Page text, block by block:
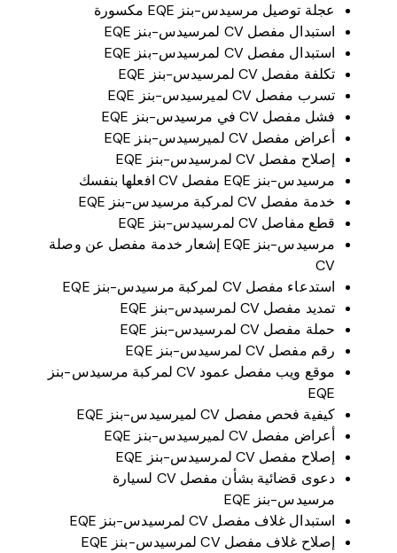
عجلة توصيل مرسيدس-بنز EQE مكسورة
استبدال مفصل CV لمرسيدس-بنز EQE
استبدال مفصل CV لمرسيدس-بنز EQE
تكلفة مفصل CV لمرسيدس-بنز EQE
تسرب مفصل CV لميرسيدس-بنز EQE
فشل مفصل CV في مرسيدس-بنز EQE
أعراض مفصل CV لميرسيدس-بنز EQE
إصلاح مفصل CV لمرسيدس-بنز EQE
مرسيدس-بنز EQE مفصل CV افعلها بنفسك
خدمة مفصل CV لمركبة مرسيدس-بنز EQE
قطع مفاصل CV لمرسيدس-بنز EQE
مرسيدس-بنز EQE إشعار خدمة مفصل عن وصلة
CV
استدعاء مفصل CV لمركبة مرسيدس-بنز EQE
تمديد مفصل CV لمرسيدس-بنز EQE
حملة مفصل CV لمرسيدس-بنز EQE
رقم مفصل CV لمرسيدس-بنز EQE
موقع ويب مفصل عمود CV لمركبة مرسيدس-بنز
EQE
كيفية فحص مفصل CV لميرسيدس-بنز EQE
أعراض مفصل CV لميرسيدس-بنز EQE
إصلاح مفصل CV لمرسيدس-بنز EQE
دعوى قضائية بشأن مفصل CV لسيارة
مرسيدس-بنز EQE
استبدال غلاف مفصل CV لمرسيدس-بنز EQE
إصلاح غلاف مفصل CV لمرسيدس-بنز EQE